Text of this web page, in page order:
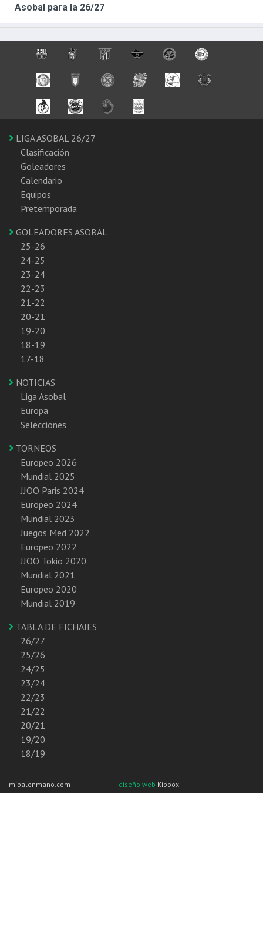
Asobal para la 26/27
LIGA ASOBAL 26/27
Clasificación
Goleadores
Calendario
Equipos
Pretemporada
GOLEADORES ASOBAL
25-26
24-25
23-24
22-23
21-22
20-21
19-20
18-19
17-18
NOTICIAS
Liga Asobal
Europa
Selecciones
TORNEOS
Europeo 2026
Mundial 2025
JJOO Paris 2024
Europeo 2024
Mundial 2023
Juegos Med 2022
Europeo 2022
JJOO Tokio 2020
Mundial 2021
Europeo 2020
Mundial 2019
TABLA DE FICHAJES
26/27
25/26
24/25
23/24
22/23
21/22
20/21
19/20
18/19
mibalonmano.com diseño web Kibbox